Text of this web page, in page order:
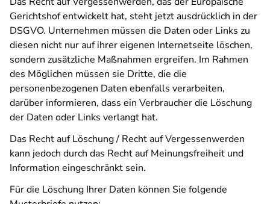
Gerichtshof entwickelt hat, steht jetzt ausdrücklich in der
DSGVO. Unternehmen müssen die Daten oder Links zu
diesen nicht nur auf ihrer eigenen Internetseite löschen,
sondern zusätzliche Maßnahmen ergreifen. Im Rahmen
des Möglichen müssen sie Dritte, die die
personenbezogenen Daten ebenfalls verarbeiten,
darüber informieren, dass ein Verbraucher die Löschung
der Daten oder Links verlangt hat.
Das Recht auf Löschung / Recht auf Vergessenwerden
kann jedoch durch das Recht auf Meinungsfreiheit und
Information eingeschränkt sein.
Für die Löschung Ihrer Daten können Sie folgende